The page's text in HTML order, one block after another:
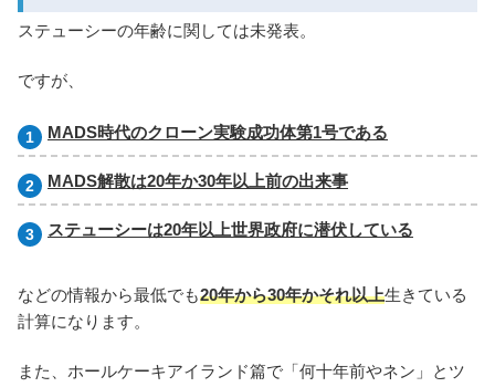
ステューシーの年齢に関しては未発表。
ですが、
MADS時代のクローン実験成功体第1号である
MADS解散は20年か30年以上前の出来事
ステューシーは20年以上世界政府に潜伏している
などの情報から最低でも20年から30年かそれ以上生きている
計算になります。
また、ホールケーキアイランド篇で「何十年前やネン」とツ